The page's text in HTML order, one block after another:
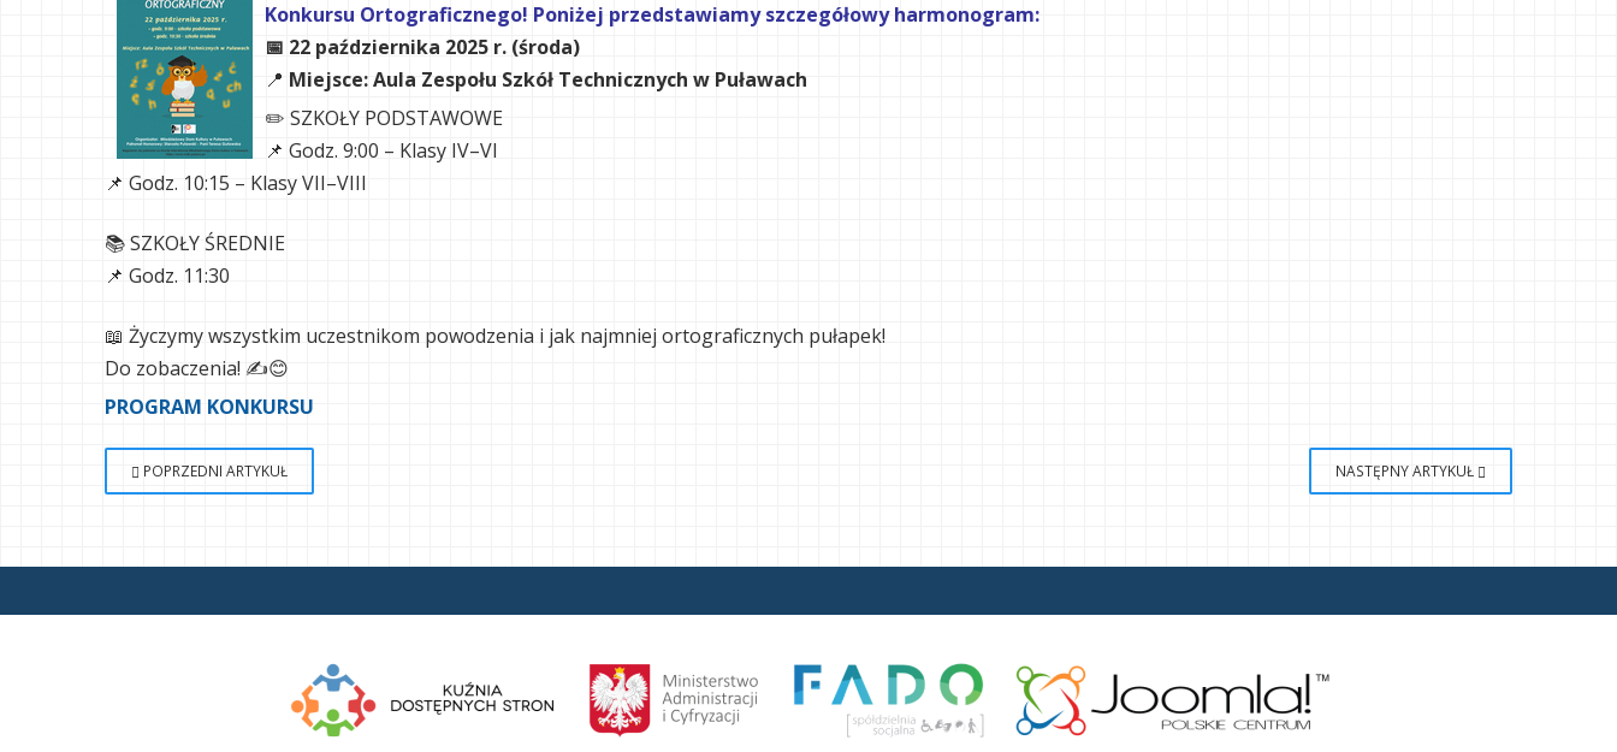
Konkursu Ortograficznego! Poniżej przedstawiamy szczegółowy harmonogram:
📅 22 października 2025 r. (środa)
📍 Miejsce: Aula Zespołu Szkół Technicznych w Puławach
✏️ SZKOŁY PODSTAWOWE
📌 Godz. 9:00 – Klasy IV–VI
📌 Godz. 10:15 – Klasy VII–VIII
📚 SZKOŁY ŚREDNIE
📌 Godz. 11:30
📖 Życzymy wszystkim uczestnikom powodzenia i jak najmniej ortograficznych pułapek!
Do zobaczenia! ✍️😊
PROGRAM KONKURSU
POPRZEDNI ARTYKUŁ NASTĘPNY ARTYKUŁ